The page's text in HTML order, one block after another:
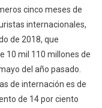
cinco meses de
internacionales,
de 2018, que
10 mil 110 millones de
del año pasado.
de internación es de
de 14 por ciento